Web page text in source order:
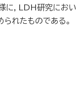
，LDH研究に
れたものである。